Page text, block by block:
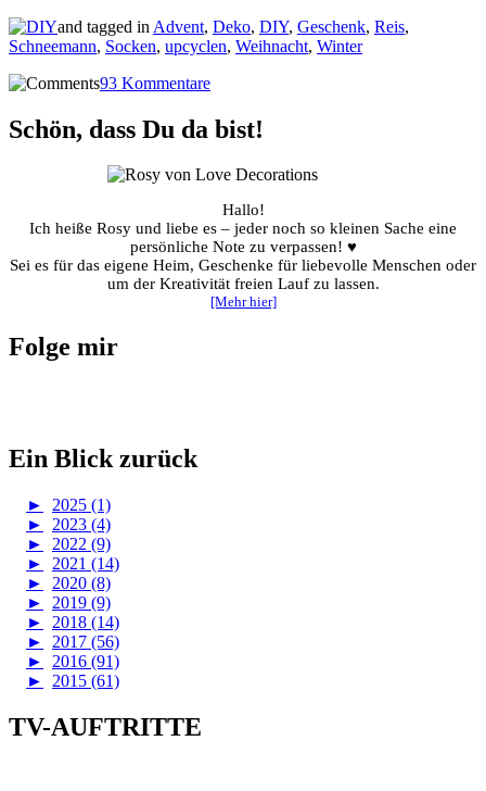
and tagged in Advent, Deko, DIY, Geschenk, Reis,
Schneemann, Socken, upcyclen, Weihnacht, Winter
93 Kommentare
Schön, dass Du da bist!
Hallo!
Ich heiße Rosy und liebe es – jeder noch so kleinen Sache eine
persönliche Note zu verpassen! ♥
Sei es für das eigene Heim, Geschenke für liebevolle Menschen oder
um der Kreativität freien Lauf zu lassen.
[Mehr hier]
Folge mir
Ein Blick zurück
►
2025 (1)
►
2023 (4)
►
2022 (9)
►
2021 (14)
►
2020 (8)
►
2019 (9)
►
2018 (14)
►
2017 (56)
►
2016 (91)
►
2015 (61)
TV-AUFTRITTE